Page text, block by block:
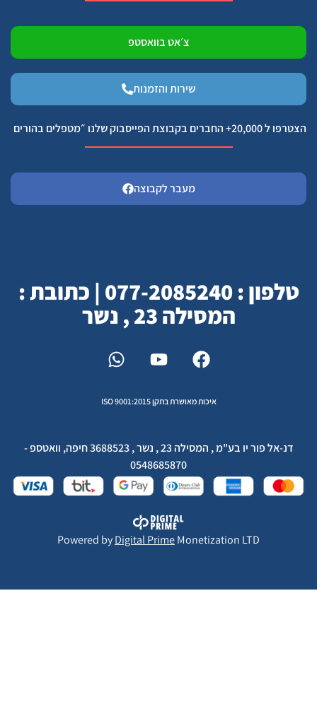
צ׳אט בוואסטפ
שירות והזמנות
הצטרפו ל 20,000+ החברים בקבוצת הפייסבוק שלנו ״מטפלים בהורים
מעבר לקבוצה
טלפון : 077-2085240 | כתובת :
המסילה 23 , נשר
איכות מאושרת בתקן ISO 9001:2015
דנ-אל פור יו בע"מ , המסילה 23 , נשר , 3688523 חיפה, וואטספ -
0548685870
Powered byDigital PrimeMonetization LTD